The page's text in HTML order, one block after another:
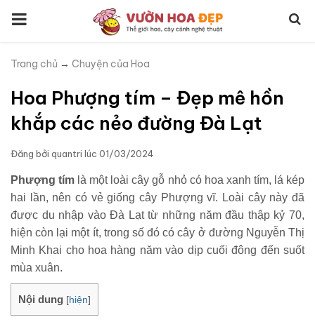
Trang chủ → Chuyện của Hoa
Hoa Phượng tím – Đẹp mê hồn
khắp các nẻo đường Đà Lạt
Đăng bởi quantri lúc 01/03/2024
Phượng tím là một loài cây gỗ nhỏ có hoa xanh tím, lá kép
hai lần, nên có vẻ giống cây Phượng vĩ. Loài cây này đã
được du nhập vào Đà Lạt từ những năm đầu thập kỷ 70,
hiện còn lại một ít, trong số đó có cây ở đường Nguyễn Thị
Minh Khai cho hoa hàng năm vào dịp cuối đông đến suốt
mùa xuân.
Nội dung [hiện]